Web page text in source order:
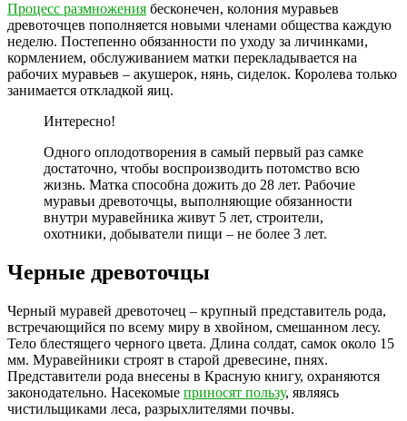
Процесс размножения бесконечен, колония муравьев
древоточцев пополняется новыми членами общества каждую
неделю. Постепенно обязанности по уходу за личинками,
кормлением, обслуживанием матки перекладывается на
рабочих муравьев – акушерок, нянь, сиделок. Королева только
занимается откладкой яиц.
Интересно!
Одного оплодотворения в самый первый раз самке
достаточно, чтобы воспроизводить потомство всю
жизнь. Матка способна дожить до 28 лет. Рабочие
муравьи древоточцы, выполняющие обязанности
внутри муравейника живут 5 лет, строители,
охотники, добыватели пищи – не более 3 лет.
Черные древоточцы
Черный муравей древоточец – крупный представитель рода,
встречающийся по всему миру в хвойном, смешанном лесу.
Тело блестящего черного цвета. Длина солдат, самок около 15
мм. Муравейники строят в старой древесине, пнях.
Представители рода внесены в Красную книгу, охраняются
законодательно. Насекомые приносят пользу, являясь
чистильщиками леса, разрыхлителями почвы.